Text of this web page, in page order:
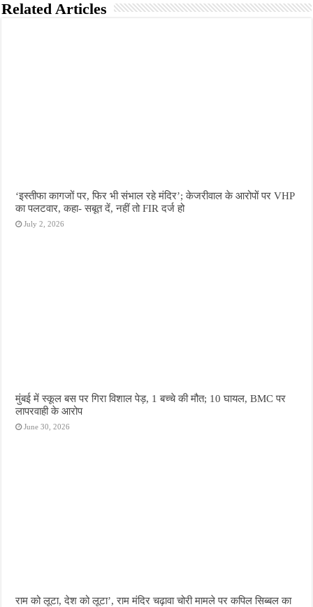
Related Articles
‘इस्तीफा कागजों पर, फिर भी संभाल रहे मंदिर’; केजरीवाल के आरोपों पर VHP
का पलटवार, कहा- सबूत दें, नहीं तो FIR दर्ज हो
July 2, 2026
मुंबई में स्कूल बस पर गिरा विशाल पेड़, 1 बच्चे की मौत; 10 घायल, BMC पर
लापरवाही के आरोप
June 30, 2026
राम को लूटा, देश को लूटा’, राम मंदिर चढ़ावा चोरी मामले पर कपिल सिब्बल का